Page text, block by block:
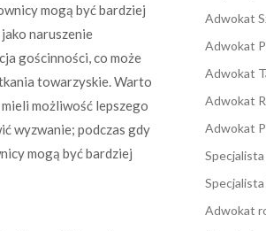
mogą być bardziej
naruszenie
gościnności, co może
towarzyskie. Warto
możliwość lepszego
wyzwanie; podczas gdy
mogą być bardziej
Adwokat
Adwokat
Adwokat
Adwokat
Adwokat
Specjalista
Adwokat